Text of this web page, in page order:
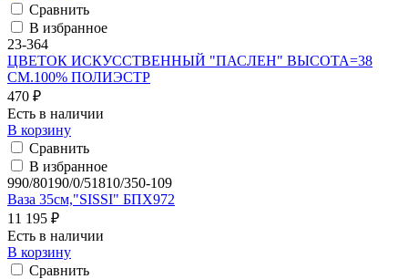
Сравнить
В избранное
23-364
ЦВЕТОК ИСКУССТВЕННЫЙ "ПАСЛЕН" ВЫСОТА=38
СМ.100% ПОЛИЭСТР
470 ₽
Есть в наличии
В корзину
Сравнить
В избранное
990/80190/0/51810/350-109
Ваза 35см,"SISSI" БПХ972
11 195 ₽
Есть в наличии
В корзину
Сравнить